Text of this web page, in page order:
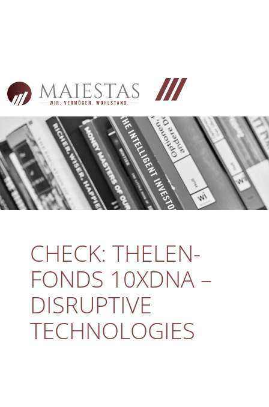
CHECK: THELEN-
FONDS 10XDNA –
DISRUPTIVE
TECHNOLOGIES